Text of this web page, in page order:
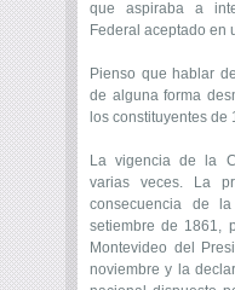
que aspiraba a
Federal aceptado en
Pienso que hablar
de alguna forma
los constituyentes de
La vigencia de la
varias veces. La
consecuencia de
setiembre de 1861,
Montevideo del
noviembre y la